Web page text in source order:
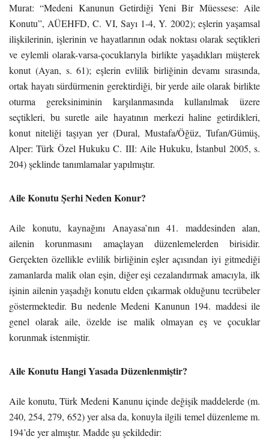
Murat: “Medeni Kanunun Getirdiği Yeni Bir Müessese: Aile
Konutu”, AÜEHFD, C. VI, Sayı 1-4, Y. 2002); eşlerin yaşamsal
ilişkilerinin, işlerinin ve hayatlarının odak noktası olarak seçtikleri
ve eylemli olarak-varsa-çocuklarıyla birlikte yaşadıkları müşterek
konut (Ayan, s. 61); eşlerin evlilik birliğinin devamı sırasında,
ortak hayatı sürdürmenin gerektirdiği, bir yerde aile olarak birlikte
oturma gereksiniminin karşılanmasında kullanılmak üzere
seçtikleri, bu suretle aile hayatının merkezi haline getirdikleri,
konut niteliği taşıyan yer (Dural, Mustafa/Öğüz, Tufan/Gümüş,
Alper: Türk Özel Hukuku C. III: Aile Hukuku, İstanbul 2005, s.
204) şeklinde tanımlamalar yapılmıştır.
Aile Konutu Şerhi Neden Konur?
Aile konutu, kaynağını Anayasa’nın 41. maddesinden alan,
ailenin korunmasını amaçlayan düzenlemelerden birisidir.
Gerçekten özellikle evlilik birliğinin eşler açısından iyi gitmediği
zamanlarda malik olan eşin, diğer eşi cezalandırmak amacıyla, ilk
işinin ailenin yaşadığı konutu elden çıkarmak olduğunu tecrübeler
göstermektedir. Bu nedenle Medeni Kanunun 194. maddesi ile
genel olarak aile, özelde ise malik olmayan eş ve çocuklar
korunmak istenmiştir.
Aile Konutu Hangi Yasada Düzenlenmiştir?
Aile konutu, Türk Medeni Kanunu içinde değişik maddelerde (m.
240, 254, 279, 652) yer alsa da, konuyla ilgili temel düzenleme m.
194’de yer almıştır. Madde şu şekildedir: